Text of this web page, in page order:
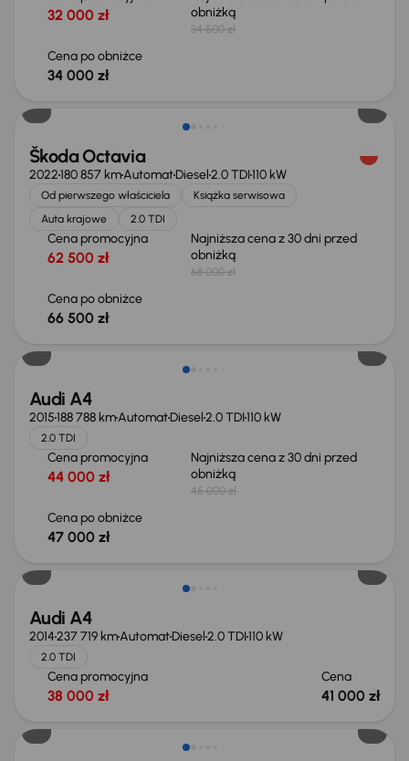
32 000 zł
obniżką
34 500 zł
Cena po obniżce
34 000 zł
Škoda Octavia
2022180 857 kmAutomatDiesel2.0 TDI110 kW
Od pierwszego właściciela
Książka serwisowa
Auta krajowe
2.0 TDI
Cena promocyjna
62 500 zł
Najniższa cena z 30 dni przed
obniżką
68 000 zł
Cena po obniżce
66 500 zł
Audi A4
2015188 788 kmAutomatDiesel2.0 TDI110 kW
2.0 TDI
Cena promocyjna
44 000 zł
Najniższa cena z 30 dni przed
obniżką
45 000 zł
Cena po obniżce
47 000 zł
Audi A4
2014237 719 kmAutomatDiesel2.0 TDI110 kW
2.0 TDI
Cena promocyjna
38 000 zł
Cena
41 000 zł